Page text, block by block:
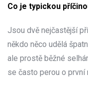
Co je typickou
Jsou dvě nejčastější
někdo něco udělá
ale prostě běžné
se často perou o první